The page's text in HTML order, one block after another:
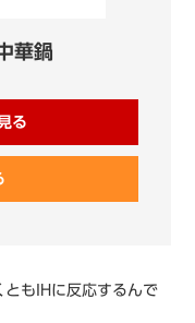
華鍋
る
もIHに反応するんで